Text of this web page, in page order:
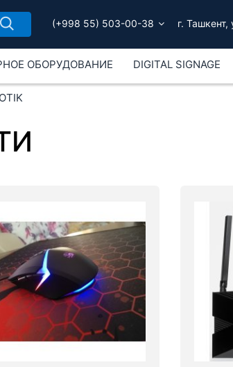
(+998 55) 503-00-38 г.
ОБОРУДОВАНИЕ DIGITAL SIGNAGE